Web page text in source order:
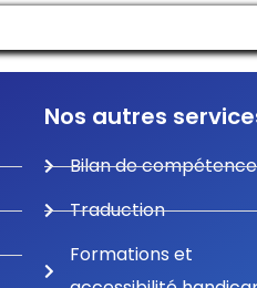
Nos autres
Bilan de
Traduction
Formations et